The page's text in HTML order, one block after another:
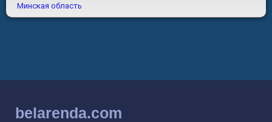
Минская область
belarenda.com